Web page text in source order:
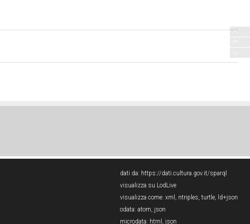
dati da: https://dati.cultura.gov.it/sparql
visualizza su LodLive
visualizza come: xml , ntriples, turtle, ld+json
odata: atom, json
microdata: html , json